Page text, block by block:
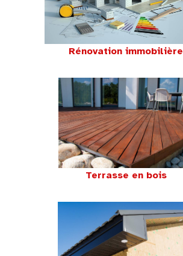
Rénovation immobilière
Terrasse en bois